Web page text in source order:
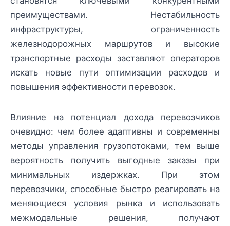
преимуществами. Нестабильность
инфраструктуры, ограниченность
железнодорожных маршрутов и высокие
транспортные расходы заставляют операторов
искать новые пути оптимизации расходов и
повышения эффективности перевозок.
Влияние на потенциал дохода перевозчиков
очевидно: чем более адаптивны и современны
методы управления грузопотоками, тем выше
вероятность получить выгодные заказы при
минимальных издержках. При этом
перевозчики, способные быстро реагировать на
меняющиеся условия рынка и использовать
межмодальные решения, получают